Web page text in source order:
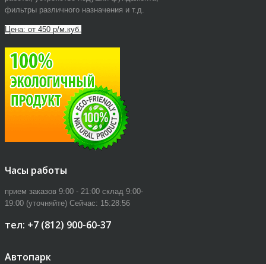
фильтры различного назначения и т.д.
Цена: от 450 р/м.куб.
Часы работы
прием заказов 9:00 - 21:00 склад 9:00-
19:00 (уточняйте) Сейчас: 15:28:57
тел: +7 (812) 900-60-37
Автопарк